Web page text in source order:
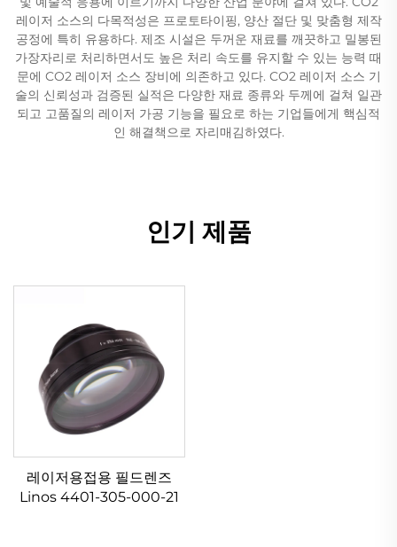
레이저 소스의 다목적성은 프로토타이핑, 양산 절단 및 맞춤형 제작
공정에 특히 유용하다. 제조 시설은 두꺼운 재료를 깨끗하고 밀봉된
가장자리로 처리하면서도 높은 처리 속도를 유지할 수 있는 능력 때
문에 CO2 레이저 소스 장비에 의존하고 있다. CO2 레이저 소스 기
술의 신뢰성과 검증된 실적은 다양한 재료 종류와 두께에 걸쳐 일관
되고 고품질의 레이저 가공 기능을 필요로 하는 기업들에게 핵심적
인 해결책으로 자리매김하였다.
인기 제품
레이저용접용 필드렌즈
Linos 4401-305-000-21